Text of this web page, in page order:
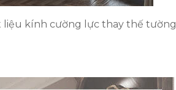
liệu kính cường lực thay thế tường